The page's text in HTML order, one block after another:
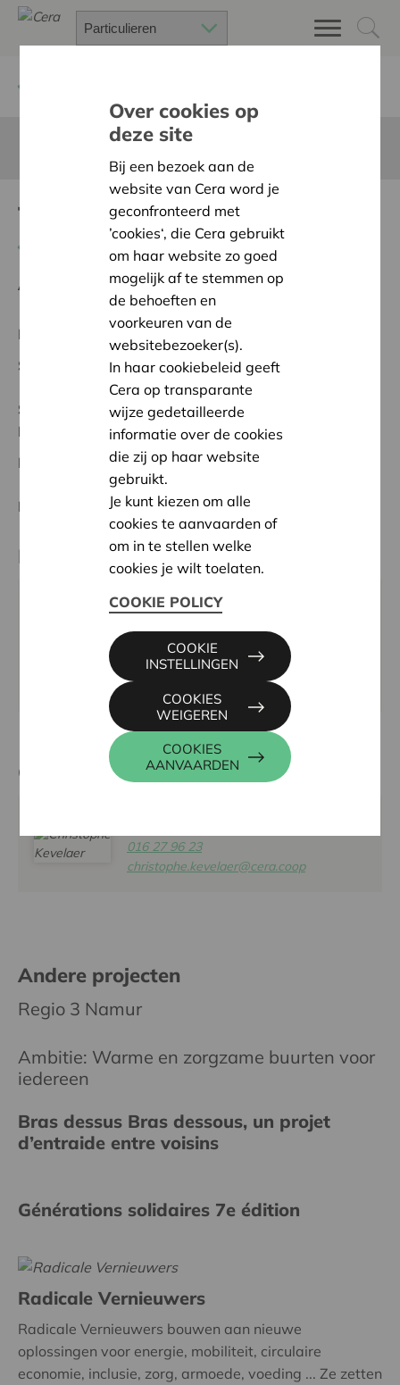
Tous aux abris !
Terug naar overzicht
Ambitie: Warme en zorgzame buurten voor iedereen
Regionaal Project
Startdatum:
20/02/2024
Status:
Volledig
Namur
Datum:
20/02/2024
Beslissing: Goedgekeurd
Partner
ECOLE SAINT MARTIN, RUE DU POURRAIN 6, 5330
083 65 64 21
www.saintmartinassesse.be/
Contactpersoon
016 27 96 23
christophe.kevelaer@cera.coop
Andere projecten
Regio 3 Namur
Ambitie: Warme en zorgzame buurten voor
iedereen
Bras dessus Bras dessous, un projet
d’entraide entre voisins
Générations solidaires 7e édition
Radicale Vernieuwers
Radicale Vernieuwers bouwen aan nieuwe
oplossingen voor energie, mobiliteit, circulaire
economie, inclusie, zorg, armoede, voeding ... Ze zetten
Over cookies op
deze site
Bij een bezoek aan de
website van Cera word je
geconfronteerd met
’cookies‘, die Cera gebruikt
om haar website zo goed
mogelijk af te stemmen op
de behoeften en
voorkeuren van de
websitebezoeker(s).
In haar cookiebeleid geeft
Cera op transparante
wijze gedetailleerde
informatie over de cookies
die zij op haar website
gebruikt.
Je kunt kiezen om alle
cookies te aanvaarden of
om in te stellen welke
cookies je wilt toelaten.
COOKIE POLICY
COOKIES
AANVAARDEN
COOKIES
WEIGEREN
COOKIE
INSTELLINGEN